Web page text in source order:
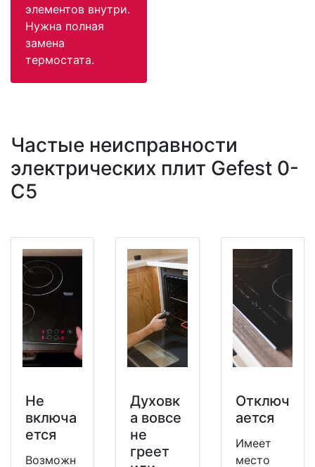
элементов внутри.
Нужна полная
замена
термостата.
Частые неисправности
электрических плит Gefest 0-
C5
Не
включа
ется
Возможн
Духовк
а вовсе
не
греет
Отключ
ается
Имеет
место